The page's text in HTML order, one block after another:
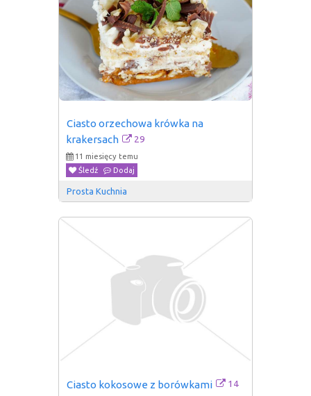
Ciasto orzechowa krówka na
krakersach
29
11 miesięcy temu
Śledź
Dodaj
Prosta Kuchnia
Ciasto kokosowe z borówkami 14